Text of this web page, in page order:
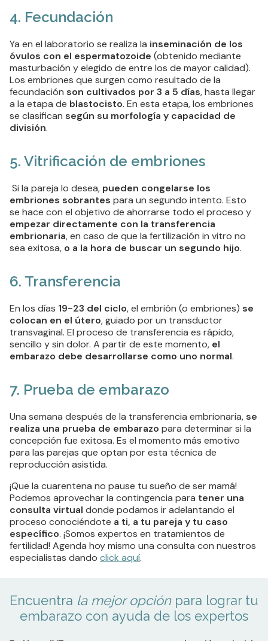
4. Fecundación
Ya en el laboratorio se realiza la inseminación de los
óvulos con el espermatozoide (obtenido mediante
masturbación y elegido de entre los de mayor calidad).
Los embriones que surgen como resultado de la
fecundación son cultivados por 3 a 5 días, hasta llegar
a la etapa de blastocisto. En esta etapa, los embriones
se clasifican según su morfología y capacidad de
división.
5. Vitrificación de embriones
Si la pareja lo desea, pueden congelarse los
embriones sobrantes para un segundo intento. Esto
se hace con el objetivo de ahorrarse todo el proceso y
empezar directamente con la transferencia
embrionaria, en caso de que la fertilización in vitro no
sea exitosa, o a la hora de buscar un segundo hijo.
6. Transferencia
En los días 19-23 del ciclo, el embrión (o embriones) se
colocan en el útero, guiado por un transductor
transvaginal. El proceso de transferencia es rápido,
sencillo y sin dolor. A partir de este momento, el
embarazo debe desarrollarse como uno normal.
7. Prueba de embarazo
Una semana después de la transferencia embrionaria,se
realiza una prueba de embarazo para determinar si la
concepción fue exitosa. Es el momento más emotivo
para las parejas que optan por esta técnica de
reproducción asistida.
¡Que la cuarentena no pause tu sueño de ser mamá!
Podemos aprovechar la contingencia para tener una
consulta virtual donde podamos ir adelantando el
proceso conociéndote a ti, a tu pareja y tu caso
específico. ¡Somos expertos en tratamientos de
fertilidad! Agenda hoy mismo una consulta con nuestros
especialistas dando click aquí.
Encuentra la mejor opciónpara lograr tu
embarazo con ayuda de los expertos